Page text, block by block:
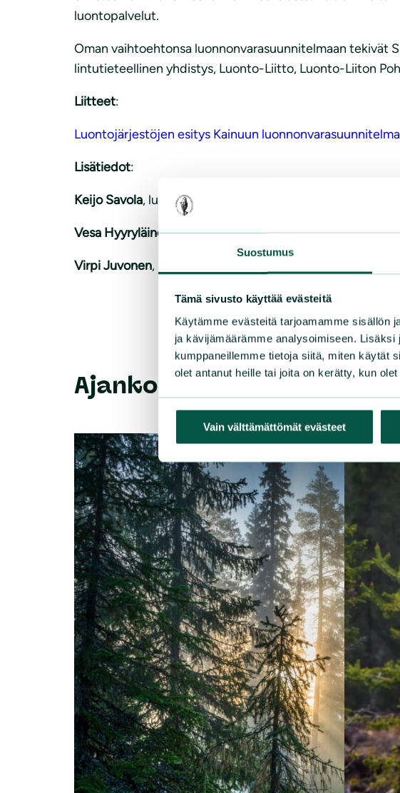
Suostumus
Tämä sivusto käyttää evästeitä
Käytämme evästeitä tarjoamamme sisällön
ja kävijämäärämme analysoimiseen.
kumppaneillemme tietoja siitä, miten käytät
olet antanut heille tai joita on kerätty, kun
Vain välttämättömät evästeet
luontopalvelut.
Oman vaihtoehtonsa luonnonvarasuunnitelmaan tekivät
lintutieteellinen yhdistys, Luonto-Liitto, Luonto-Liiton
Liitteet:
Luontojärjestöjen esitys Kainuun
Lisätiedot:
Keijo Savola, luontoasiantuntija, Suomen
Vesa Hyyryläinen, suojeluvastaava, Kainuun
Virpi Juvonen, puheenjohtaja, Kainuun
Ajankohtaista